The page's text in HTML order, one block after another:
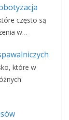
często są
w…
które w